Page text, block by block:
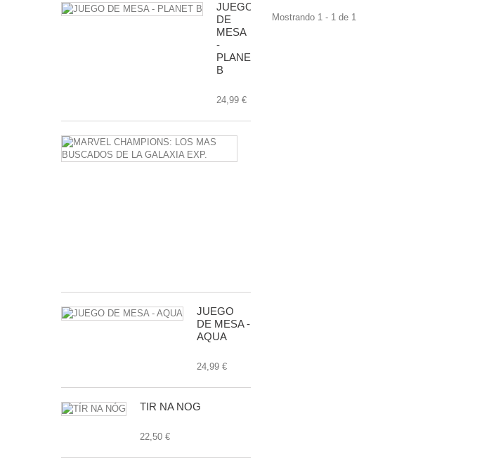
JUEGO
DE
MESA
-
PLANET
B
24,99 €
JUEGO
DE MESA -
AQUA
24,99 €
TÍR NA NÓG
22,50 €
Mostrando 1 - 1 de 1